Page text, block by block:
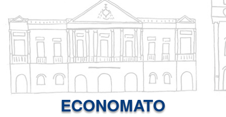
ECONOMATO